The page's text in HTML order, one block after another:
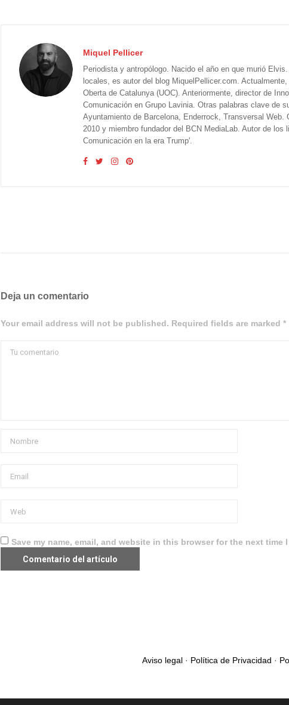
Miquel Pellicer
Periodista y antropólogo. Nacido el año en que murió
locales, es autor del blog MiquelPellicer.com.
Oberta de Catalunya (UOC). Anteriormente, director de
Comunicación en Grupo Lavinia. Otras palabras clave de
Ayuntamiento de Barcelona, Enderrock, Transversal
2010 y miembro fundador del BCN MediaLab. Autor de
Comunicación en la era Trump'.
Deja un comentario
Your email address will not be published. Required fields are marked *
Save my name, email, and website in this browser for the next time
Aviso legal· Política de Privacidad ·